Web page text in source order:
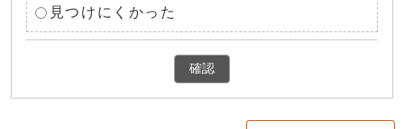
見つけにくかった
確認